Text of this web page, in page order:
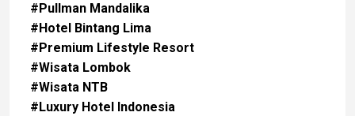
#Pullman Mandalika
#Hotel Bintang Lima
#Premium Lifestyle Resort
#Wisata Lombok
#Wisata NTB
#Luxury Hotel Indonesia